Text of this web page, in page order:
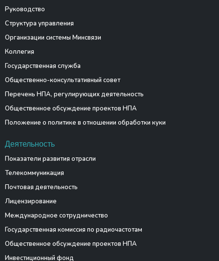
Руководство
Структура управления
Организации системы Минсвязи
Коллегия
Государственная служба
Общественно-консультативный совет
Перечень НПА, регулирующих деятельность
Общественное обсуждение проектов НПА
Положение о политике в отношении обработки куки
Деятельность
Показатели развития отрасли
Телекоммуникация
Почтовая деятельность
Лицензирование
Международное сотрудничество
Государственная комиссия по радиочастотам
Общественное обсуждение проектов НПА
Инвестиционный фонд